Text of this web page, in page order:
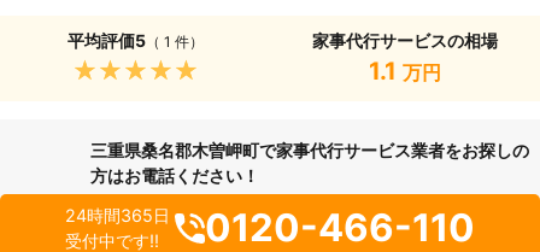
平均評価5（ 1 件）
★★★★★
家事代行サービスの相場
1.1 万円
三重県桑名郡木曽岬町で家事代行サービス業者をお探しの
方はお電話ください！
24時間365日
受付中です!!
0120-466-110